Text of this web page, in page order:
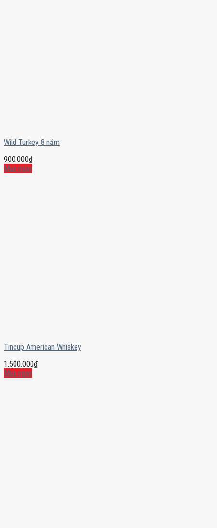
Wild Turkey 8 năm
900.000₫
Mua ngay
Tincup American Whiskey
1.500.000₫
Mua ngay